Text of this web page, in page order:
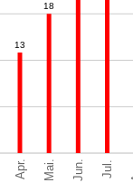
Apr. Mai. Jun. Jul.
13
18